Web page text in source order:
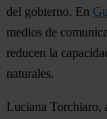
del gobierno. En
medios de
reducen la
naturales.
Luciana Torchiaro,